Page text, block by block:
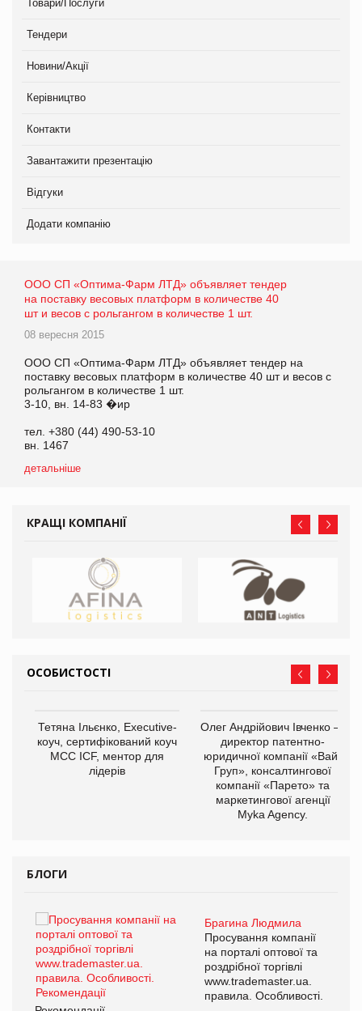
Товари/Послуги
Тендери
Новини/Акції
Керівництво
Контакти
Завантажити презентацію
Відгуки
Додати компанію
ООО СП «Оптима-Фарм ЛТД» объявляет тендер
на поставку весовых платформ в количестве 40
шт и весов с рольгангом в количестве 1 шт.
08 вересня 2015
ООО СП «Оптима-Фарм ЛТД» объявляет тендер на
поставку весовых платформ в количестве 40 шт и весов с
рольгангом в количестве 1 шт.
3-10, вн. 14-83 �ир
тел. +380 (44) 490-53-10
вн. 1467
детальніше
КРАЩІ КОМПАНІЇ
ОСОБИСТОСТІ
Тетяна Ільєнко, Executive-
коуч, сертифікований коуч
МСС ICF, ментор для
лідерів
Олег Андрійович Івченко —
директор патентно-
юридичної компанії «Вайз
Груп», консалтингової
компанії «Парето» та
маркетингової агенції
Myka Agency.
БЛОГИ
Брагина Людмила
Просування компанії
на порталі оптової та
роздрібної торгівлі
www.trademaster.ua.
правила. Особливості.